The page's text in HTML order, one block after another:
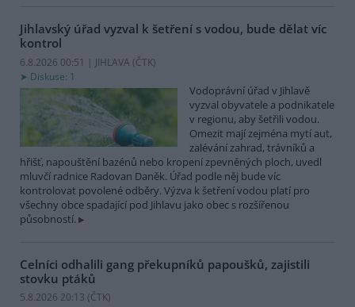
Jihlavský úřad vyzval k šetření s vodou, bude dělat víc
kontrol
6.8.2026 00:51 | JIHLAVA (ČTK)
Diskuse: 1
Vodoprávní úřad v Jihlavě
vyzval obyvatele a podnikatele
v regionu, aby šetřili vodou.
Omezit mají zejména mytí aut,
zalévání zahrad, trávníků a
hřišť, napouštění bazénů nebo kropení zpevněných ploch, uvedl
mluvčí radnice Radovan Daněk. Úřad podle něj bude víc
kontrolovat povolené odběry. Výzva k šetření vodou platí pro
všechny obce spadající pod Jihlavu jako obec s rozšířenou
působností.
Celníci odhalili gang překupníků papoušků, zajistili
stovku ptáků
5.8.2026 20:13 (ČTK)